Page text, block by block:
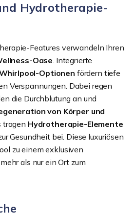
Hydrotherapie-
Features verwandeln Ihren
Oase. Integrierte
Optionen fördern tiefe
Verspannungen. Dabei regen
die Durchblutung an und
von Körper und
tragen Hydrotherapie-Elemente
Gesundheit bei. Diese luxuriösen
zu einem exklusiven
als nur ein Ort zum